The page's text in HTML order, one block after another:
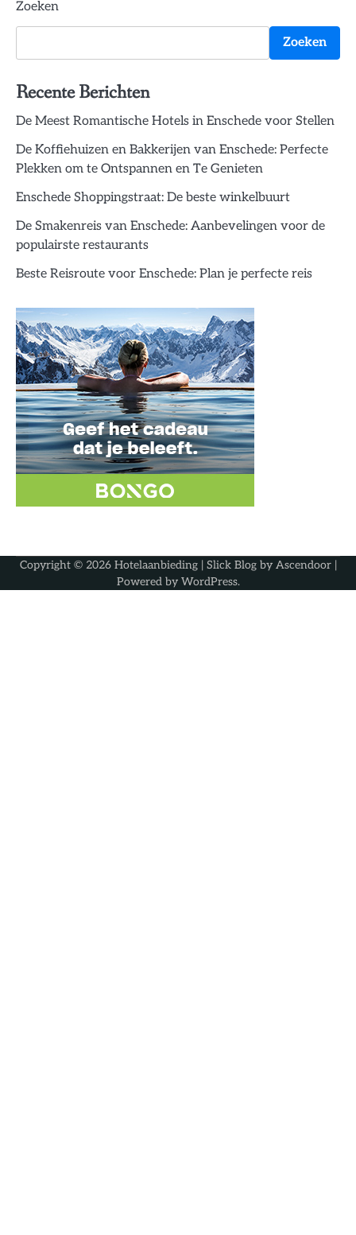
Zoeken
Zoeken
Recente Berichten
De Meest Romantische Hotels in Enschede voor Stellen
De Koffiehuizen en Bakkerijen van Enschede: Perfecte
Plekken om te Ontspannen en Te Genieten
Enschede Shoppingstraat: De beste winkelbuurt
De Smakenreis van Enschede: Aanbevelingen voor de
populairste restaurants
Beste Reisroute voor Enschede: Plan je perfecte reis
Copyright © 2026 Hotelaanbieding| Slick Blog by Ascendoor|
Powered by WordPress.